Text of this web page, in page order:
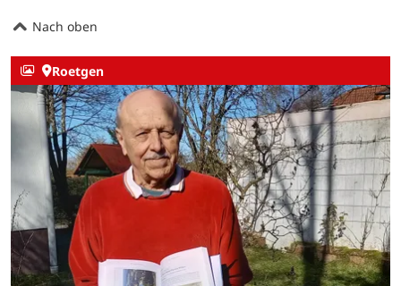
Nach oben
Roetgen